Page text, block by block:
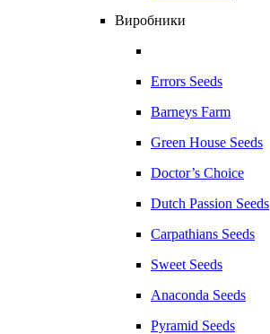
Виробники
Errors Seeds
Barneys Farm
Green House Seeds
Doctor’s Choice
Dutch Passion Seeds
Carpathians Seeds
Sweet Seeds
Anaconda Seeds
Pyramid Seeds